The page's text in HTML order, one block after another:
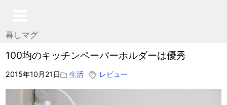
暮しマグ
100均のキッチンペーパーホルダーは優秀
2015年10月21日 生活 レビュー